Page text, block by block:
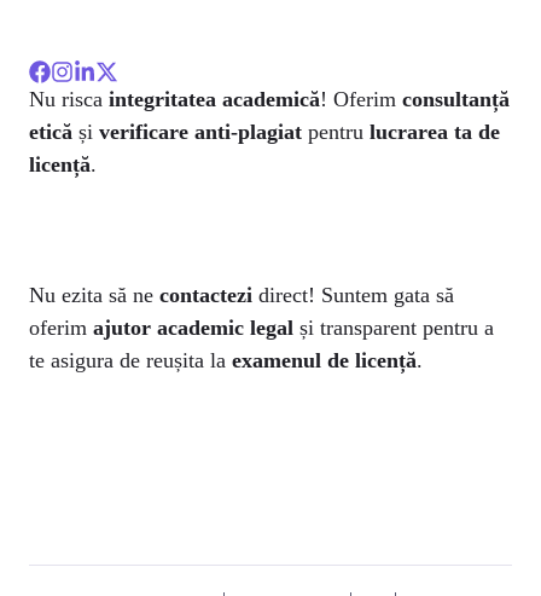
Nu risca integritatea academică! Oferim consultanță
etică și verificare anti-plagiat pentru lucrarea ta de
licență.
Nu ezita să ne contactezi direct! Suntem gata să
oferim ajutor academic legal și transparent pentru a
te asigura de reușita la examenul de licență.